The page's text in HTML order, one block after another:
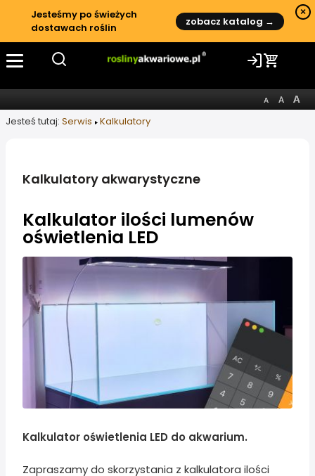
Jesteśmy po świeżych
dostawach roślin
zobacz katalog →
×
Jesteś tutaj: Serwis Kalkulatory
Kalkulatory akwarystyczne
Kalkulator ilości lumenów
oświetlenia LED
Kalkulator oświetlenia LED do akwarium.
Zapraszamy do skorzystania z kalkulatora ilości